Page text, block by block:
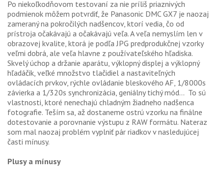
Po niekoľkodňovom testovaní za nie príliš priaznivých
podmienok môžem potvrdiť, že Panasonic DMC GX7 je naozaj
zameraný na pokročilých nadšencov, ktorí vedia, čo od
prístroja očakávajú a očakávajú veľa. A veľa nemyslím len v
obrazovej kvalite, ktorá je podľa JPG predprodukčnej vzorky
veľmi dobrá, ale veľa hlavne z používateľského hľadiska.
Skvelý úchop a držanie aparátu, výklopný displej a výklopný
hľadáčik, veľké množstvo tlačidiel a nastaviteľných
ovládacích prvkov, rýchle ovládanie bleskového AF, 1/8000s
závierka a 1/320s synchronizácia, geniálny tichý mód... To sú
vlastnosti, ktoré nenechajú chladným žiadneho nadšenca
fotografie. Teším sa, až dostaneme ostrú vzorku na finálne
dotestovanie a porovnanie výstupu z RAW formátu. Nateraz
som mal naozaj problém vyplniť pár riadkov v nasledujúcej
časti mínusy.
Plusy a mínusy